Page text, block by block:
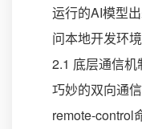
运行的AI模型
问本地开发环
2.1 底层通信
巧妙的双向通
remote-control